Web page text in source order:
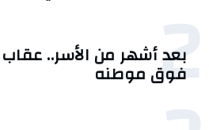
2
بعد أشهر من الأسر..
فوق موطنه